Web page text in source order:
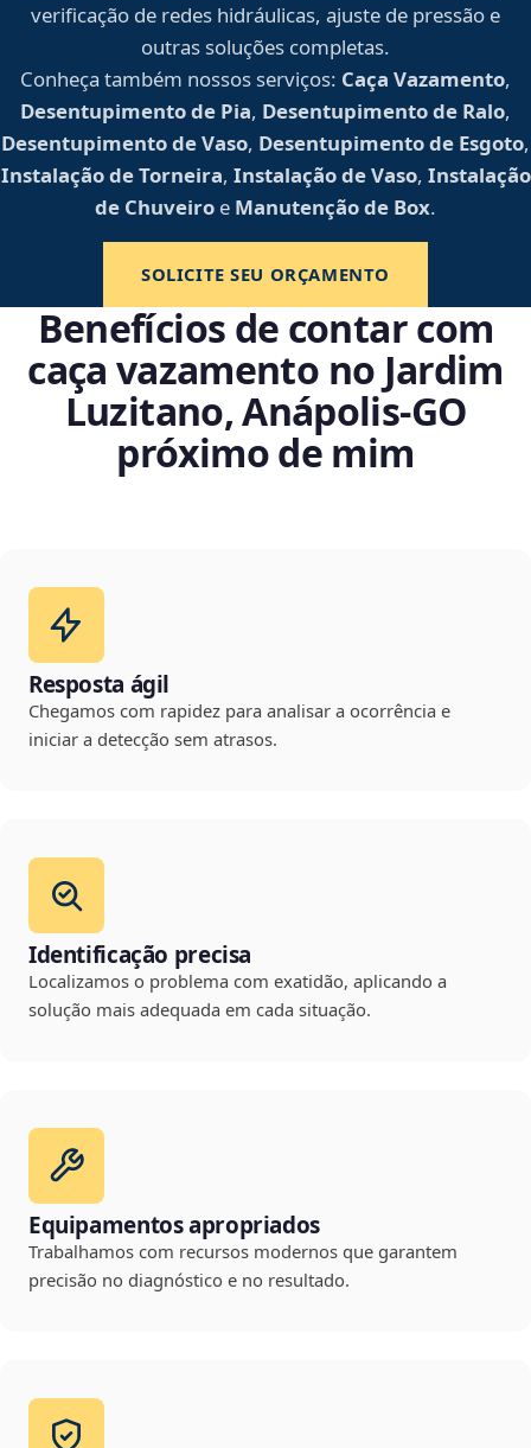
verificação de redes hidráulicas, ajuste de pressão e
outras soluções completas.
Conheça também nossos serviços: Caça Vazamento,
Desentupimento de Pia, Desentupimento de Ralo,
Desentupimento de Vaso, Desentupimento de Esgoto,
Instalação de Torneira, Instalação de Vaso, Instalação
de Chuveiro e Manutenção de Box.
SOLICITE SEU ORÇAMENTO
Benefícios de contar com
caça vazamento no Jardim
Luzitano, Anápolis‑GO
próximo de mim
Resposta ágil
Chegamos com rapidez para analisar a ocorrência e
iniciar a detecção sem atrasos.
Identificação precisa
Localizamos o problema com exatidão, aplicando a
solução mais adequada em cada situação.
Equipamentos apropriados
Trabalhamos com recursos modernos que garantem
precisão no diagnóstico e no resultado.